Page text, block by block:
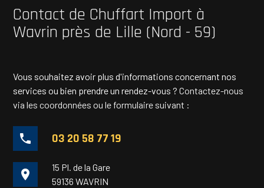
Contact de Chuffart Import à
Wavrin près de Lille (Nord - 59)
Vous souhaitez avoir plus d'informations concernant nos
services ou bien prendre un rendez-vous ?Contactez-nous
via les coordonnées ou le formulaire suivant :
phone 03 20 58 77 19
place
15 Pl. de la Gare
59136 WAVRIN